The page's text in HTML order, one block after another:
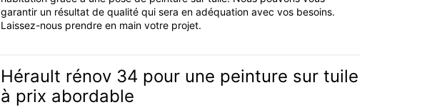
garantir un résultat de qualité qui sera en adéquation avec vos besoins.
Laissez-nous prendre en main votre projet.
Hérault rénov 34 pour une peinture sur tuile
à prix abordable